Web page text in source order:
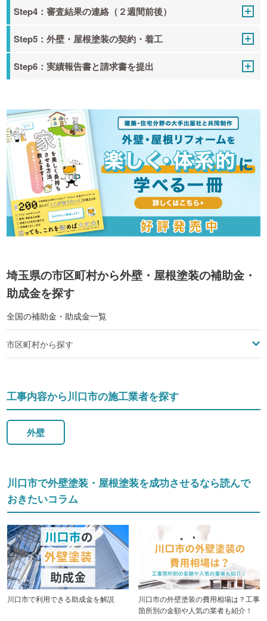
Step4：審査結果の連絡（２週間前後）
Step5：外壁・屋根塗装の契約・着工
Step6：実績報告書と請求書を提出
埼玉県の市区町村から外壁・屋根塗装の補助金・
助成金を探す
全国の補助金・助成金一覧
市区町村から探す
工事内容から川口市の施工業者を探す
外壁
川口市で外壁塗装・屋根塗装を成功させるなら読んで
おきたいコラム
川口市で利用できる助成金を解説
川口市の外壁塗装の費用相場は？工事
箇所別の金額や人気の業者も紹介！